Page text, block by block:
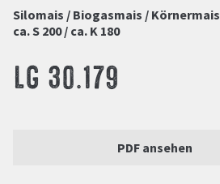
Silomais / Biogasmais / Körnermais
ca. S 200 / ca. K 180
LG 30.179
PDF ansehen